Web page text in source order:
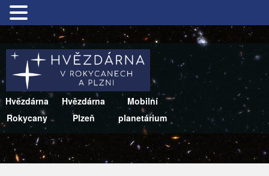
Hvězdárna
Rokycany
Hvězdárna
Plzeň
Mobilní
planetárium